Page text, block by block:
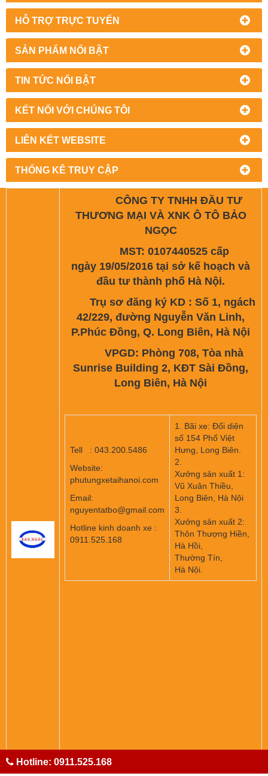
HỖ TRỢ TRỰC TUYẾN
SẢN PHẨM NỔI BẬT
TIN TỨC NỔI BẬT
KẾT NỐI VỚI CHÚNG TÔI
LIÊN KẾT WEBSITE
THỐNG KÊ TRUY CẬP
CÔNG TY TNHH ĐẦU TƯ
THƯƠNG MẠI VÀ XNK Ô TÔ BẢO
NGỌC
MST: 0107440525 cấp
ngày 19/05/2016 tại sở kế hoạch và
đầu tư thành phố Hà Nội.
Trụ sơ đăng ký KD : Số 1, ngách
42/229, đường Nguyễn Văn Linh,
P.Phúc Đồng, Q. Long Biên, Hà Nội
VPGD: Phòng 708, Tòa nhà
Sunrise Building 2, KĐT Sài Đồng,
Long Biên, Hà Nội
Tell : 043.200.5486
Website:
phutungxetaihanoi.com
Email:
nguyentatbo@gmail.com
Hotline kinh doanh xe :
0911.525.168
1. Bãi xe: Đối diện
số 154 Phố Việt
Hưng, Long Biên.
2.
Xưởng sản xuất 1:
Vũ Xuân Thiều,
Long Biên, Hà Nội
3.
Xưởng sản xuất 2:
Thôn Thượng Hiền,
Hà Hồi,
Thường Tín,
Hà Nội.
Hotline: 0911.525.168